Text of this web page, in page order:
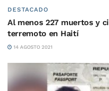
DESTACADO
Al menos 227 muertos y
terremoto en Haití
14 AGOSTO 2021